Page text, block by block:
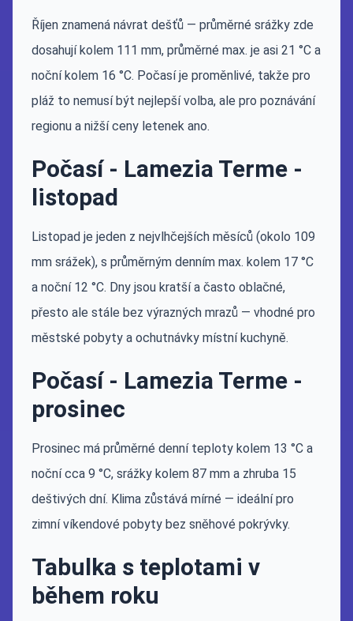
Říjen znamená návrat dešťů — průměrné srážky zde
dosahují kolem 111 mm, průměrné max. je asi 21 °C a
noční kolem 16 °C. Počasí je proměnlivé, takže pro
pláž to nemusí být nejlepší volba, ale pro poznávání
regionu a nižší ceny letenek ano.
Počasí - Lamezia Terme -
listopad
Listopad je jeden z nejvlhčejších měsíců (okolo 109
mm srážek), s průměrným denním max. kolem 17 °C
a noční 12 °C. Dny jsou kratší a často oblačné,
přesto ale stále bez výrazných mrazů — vhodné pro
městské pobyty a ochutnávky místní kuchyně.
Počasí - Lamezia Terme -
prosinec
Prosinec má průměrné denní teploty kolem 13 °C a
noční cca 9 °C, srážky kolem 87 mm a zhruba 15
deštivých dní. Klima zůstává mírné — ideální pro
zimní víkendové pobyty bez sněhové pokrývky.
Tabulka s teplotami v
během roku